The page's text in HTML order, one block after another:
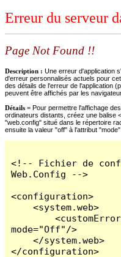
Erreur du serveur
Page Not Found !!
Description : Une erreur d'application
d'erreur personnalisés actuels pour
des détails de l'erreur de l'application
peuvent être affichés par les
Détails = Pour permettre l'affichage
ordinateurs distants, créez une balise
"web.config" situé dans le répertoire
ensuite la valeur "off" à l'attribut
<!-- Fichier de
Web.Config -->
<configuration>
    <system.web>
        <customErrors
mode="Off"/>
    </system.web>
</configuration>